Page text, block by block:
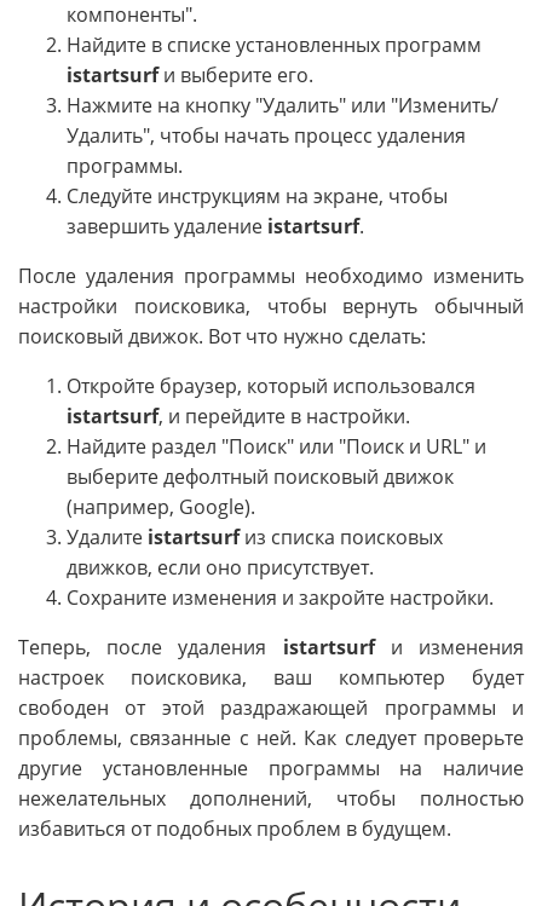
компоненты".
Найдите в списке установленных программ
istartsurfи выберите его.
Нажмите на кнопку "Удалить" или "Изменить/
Удалить", чтобы начать процесс удаления
программы.
Следуйте инструкциям на экране, чтобы
завершить удаление istartsurf.
После удаления программы необходимо изменить
настройки поисковика, чтобы вернуть обычный
поисковый движок. Вот что нужно сделать:
Откройте браузер, который использовался
istartsurf, и перейдите в настройки.
Найдите раздел "Поиск" или "Поиск и URL" и
выберите дефолтный поисковый движок
(например, Google).
Удалите istartsurfиз списка поисковых
движков, если оно присутствует.
Сохраните изменения и закройте настройки.
Теперь, после удаления istartsurfи изменения
настроек поисковика, ваш компьютер будет
свободен от этой раздражающей программы и
проблемы, связанные с ней. Как следует проверьте
другие установленные программы на наличие
нежелательных дополнений, чтобы полностью
избавиться от подобных проблем в будущем.